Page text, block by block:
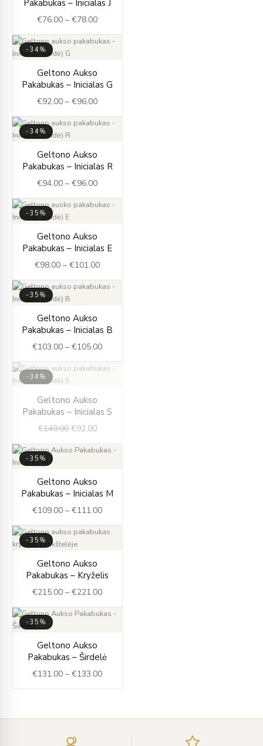
Pakabukas – Inicialas J
€76.00 – €78.00
€76.00
through
-34%
Geltono Aukso
Pakabukas – Inicialas G
€92.00 – €96.00
€92.00
through
-34%
Geltono Aukso
Pakabukas – Inicialas R
€94.00 – €96.00
€94.00
through
-35%
Geltono Aukso
Pakabukas – Inicialas E
€98.00 – €101.00
€98.00
through
-35%
Geltono Aukso
Pakabukas – Inicialas B
€103.00 – €105.00
€103.00
through
-34%
Geltono Aukso
Pakabukas – Inicialas S
€140.00
price
was:
€140.00.
€92.00
price
is:
€92.00.
-35%
Geltono Aukso
Pakabukas – Inicialas M
€109.00 – €111.00
€109.00
through
-35%
Geltono Aukso
Pakabukas – Kryželis
€215.00 – €221.00
€215.00
through
-35%
Geltono Aukso
Pakabukas – Širdelė
€131.00 – €133.00
€131.00
through